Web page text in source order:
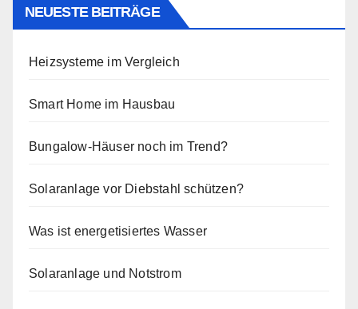
NEUESTE BEITRÄGE
Heizsysteme im Vergleich
Smart Home im Hausbau
Bungalow-Häuser noch im Trend?
Solaranlage vor Diebstahl schützen?
Was ist energetisiertes Wasser
Solaranlage und Notstrom